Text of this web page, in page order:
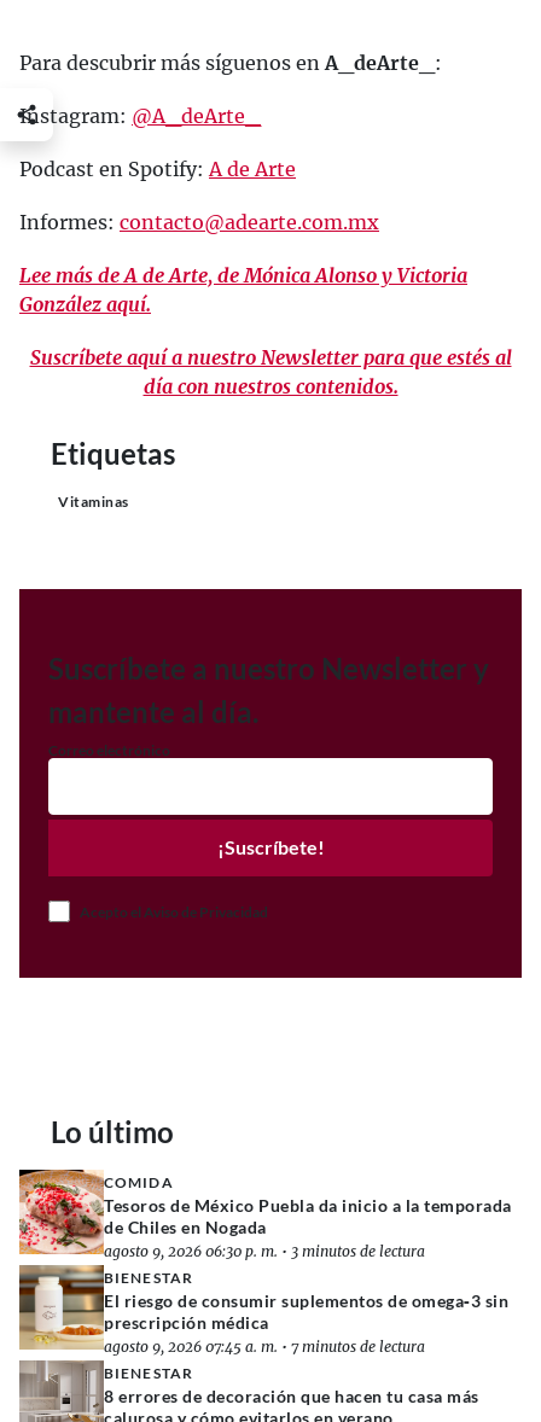
Para descubrir más síguenos en A_deArte_ :
Instagram: @A_deArte_
Podcast en Spotify: A de Arte
Informes: contacto@adearte.com.mx
Lee más de A de Arte, de Mónica Alonso y Victoria
González aquí.
Suscríbete aquí a nuestro Newsletter para que estés al
día con nuestros contenidos.
Etiquetas
Vitaminas
Suscríbete a nuestro Newsletter y
mantente al día.
Correo electrónico
¡Suscríbete!
Acepto el Aviso de Privacidad
Lo último
COMIDA
Tesoros de México Puebla da inicio a la temporada
de Chiles en Nogada
agosto 9, 2026 06:30 p. m. • 3 minutos de lectura
BIENESTAR
El riesgo de consumir suplementos de omega‑3 sin
prescripción médica
agosto 9, 2026 07:45 a. m. • 7 minutos de lectura
BIENESTAR
8 errores de decoración que hacen tu casa más
calurosa y cómo evitarlos en verano